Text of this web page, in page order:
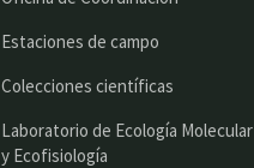
Estaciones de campo
Colecciones científicas
Laboratorio de Ecología Molecular
y Ecofisiología